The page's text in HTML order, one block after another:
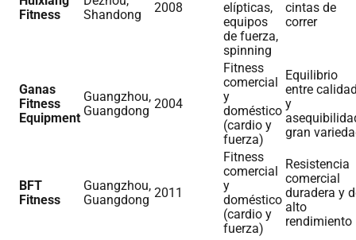
Fitness
Shandong
2008
elípticas,
equipos
de fuerza,
spinning
cintas de
correr
Ganas
Fitness
Equipment
Guangzhou,
Guangdong 2004
Fitness
comercial
y
doméstico
(cardio y
fuerza)
Equilibrio
entre
y
gran
BFT
Fitness
Guangzhou,
Guangdong 2011
Fitness
comercial
y
doméstico
(cardio y
fuerza)
Resistencia
comercial
duradera y
alto
rendimiento